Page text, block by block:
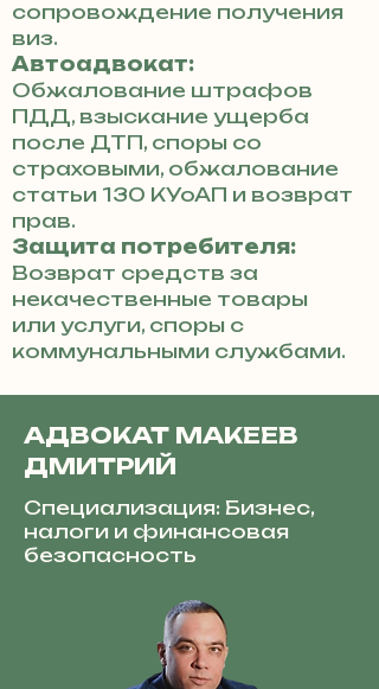
сопровождение получения
виз.
Автоадвокат:
Обжалование штрафов
ПДД, взыскание ущерба
после ДТП, споры со
страховыми, обжалование
статьи 130 КУоАП и возврат
прав.
Защита потребителя:
Возврат средств за
некачественные товары
или услуги, споры с
коммунальными службами.
АДВОКАТ МАКЕЕВ
ДМИТРИЙ
Специализация: Бизнес,
налоги и финансовая
безопасность